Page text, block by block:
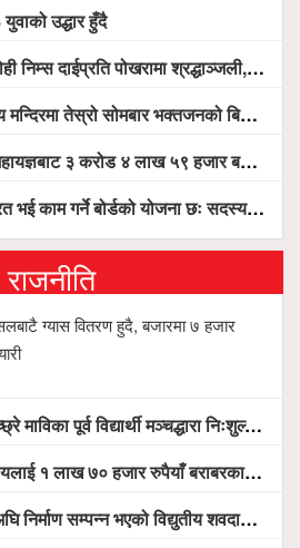
उद्धार हुँदै
पोखरामा श्रद्धाञ्जली, दीप प्रज्वलन गर्दै योगदानको प्रशंसा (भिडियो सहित)
तेस्रो सोमबार भक्तजनको बिहानैदेखि घुइँचो
१ करोड ४४ लाख उठ्न बाँकी, विना संचार माध्यम तर प्रचार प्रसारमै भयो १९ लाख खर्च !
छः सदस्य पोखरेल, चलिय पोखरालाई थप प्रभावकारी बनाउन होटल संघको माग
राजनीति
ग्यास वितरण हुदै, बजारमा ७ हजार
मञ्चद्धारा निःशुल्क आँखा शिविर सञ्चालन, ५ सय जना लाभान्वित
७० हजार रुपैयाँ बराबरका शैक्षिक सामग्री हस्तान्तरण
शवदाह गृह अझै संचालनमा आउन सकेन, तत्काल संचालन गर्न स्थानियको माग